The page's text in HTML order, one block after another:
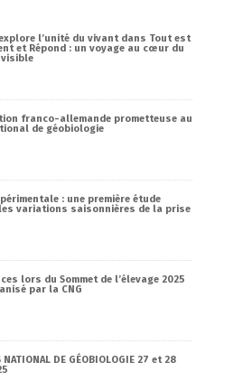
l’unité du vivant dans Tout est
et Répond : un voyage au cœur du
franco-allemande prometteuse au
de géobiologie
: une première étude
variations saisonnières de la prise
lors du Sommet de l’élevage 2025
par la CNG
NATIONAL DE GÉOBIOLOGIE 27 et 28